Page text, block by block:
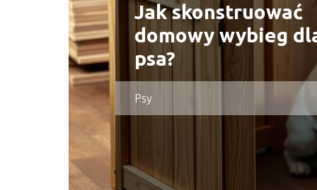
Jak skonstruować
domowy wybieg
psa?
Psy